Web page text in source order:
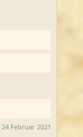
24 Februar 2021